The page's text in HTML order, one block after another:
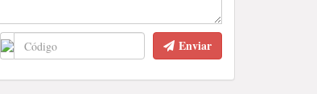
Enviar